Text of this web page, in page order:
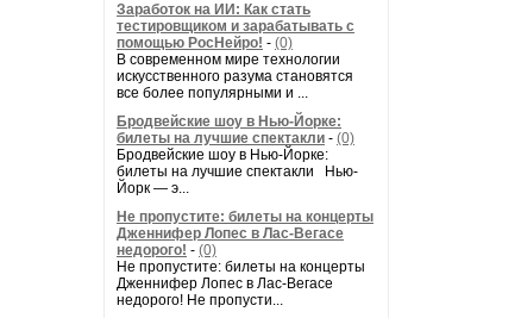
Заработок на ИИ: Как стать
тестировщиком и зарабатывать с
помощью РосНейро! - (0)
В современном мире технологии
искусственного разума становятся
все более популярными и ...
Бродвейские шоу в Нью-Йорке:
билеты на лучшие спектакли - (0)
Бродвейские шоу в Нью-Йорке:
билеты на лучшие спектакли Нью-
Йорк — э...
Не пропустите: билеты на концерты
Дженнифер Лопес в Лас-Вегасе
недорого! - (0)
Не пропустите: билеты на концерты
Дженнифер Лопес в Лас-Вегасе
недорого! Не пропусти...